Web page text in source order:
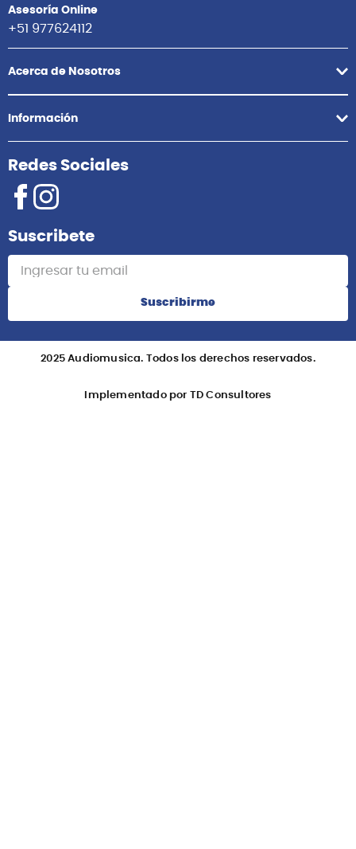
Asesoría Online
+51 977624112
Acerca de Nosotros
Información
Redes Sociales
Suscribete
Suscribirme
2025 Audiomusica. Todos los derechos reservados.
Implementado por TD Consultores